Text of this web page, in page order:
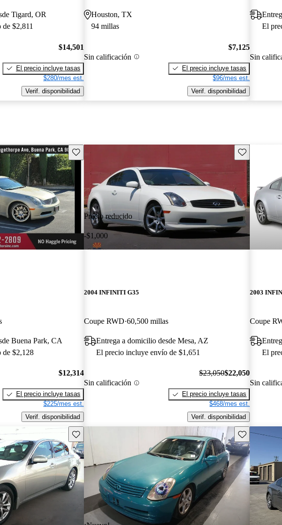
Tigard, OR
$2,811
$14,501
El precio incluye tasas
$280/mes est.
Verif. disponibilidad
Houston, TX
94 millas
Sin calificación
$7,125
El precio incluye tasas
$96/mes est.
Verif. disponibilidad
El
Sin
Guarda este Aviso
Buena Park, CA
de $2,128
$12,314
El precio incluye tasas
$225/mes est.
Verif. disponibilidad
Precio reducido
-$1,000
Guarda este
2004 INFINITI G35
Coupe RWD 60,500 millas
Entrega a domicilio desde Mesa, AZ
El precio incluye envío de $1,651
Sin calificación
$23,050$22,050
El precio incluye tasas
$468/mes est.
Verif. disponibilidad
2003
Coupe
El
Sin
Guarda este Aviso Guarda este